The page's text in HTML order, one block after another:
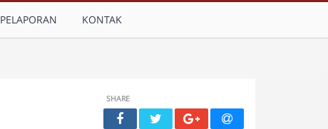
PELAPORAN KONTAK
SHARE